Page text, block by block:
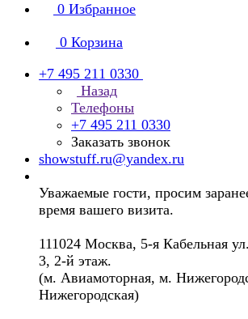
0 Избранное
0 Корзина
+7 495 211 0330
Назад
Телефоны
+7 495 211 0330
Заказать звонок
showstuff.ru@yandex.ru
Уважаемые гости, просим
время вашего визита.
111024 Москва, 5-я Кабельная
3, 2-й этаж.
(м. Авиамоторная, м.
Нижегородская)